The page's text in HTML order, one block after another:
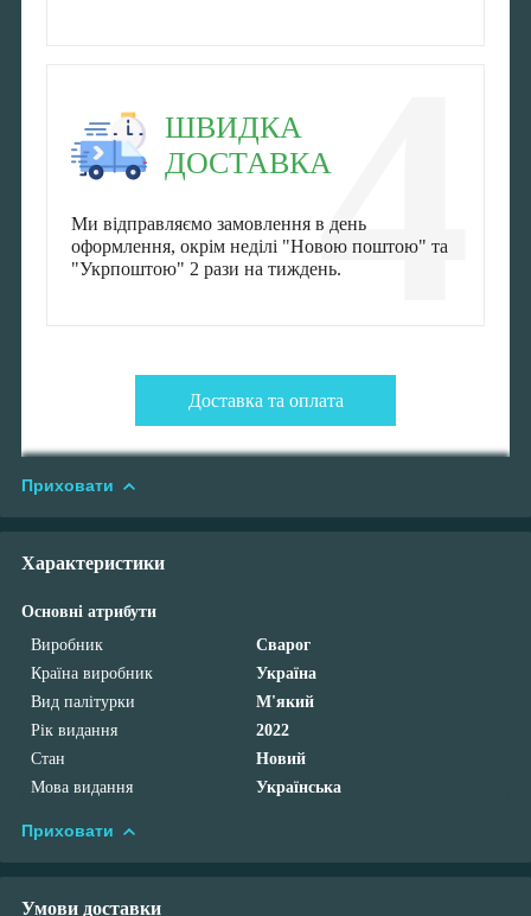
4
ШВИДКА
ДОСТАВКА
Ми відправляємо замовлення в день
оформлення, окрім неділі "Новою поштою" та
"Укрпоштою" 2 рази на тиждень.
Доставка та оплата
Приховати
Характеристики
Основні атрибути
Виробник
Сварог
Країна виробник
Україна
Вид палітурки
М'який
Рік видання
2022
Стан
Новий
Мова видання
Українська
Приховати
Умови доставки